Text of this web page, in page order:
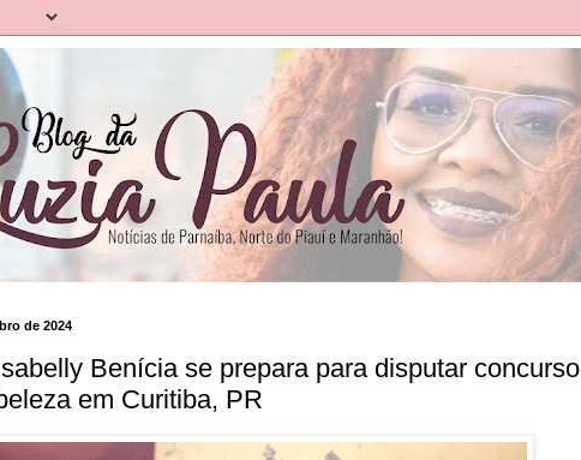
de 2024
Benícia se prepara para disputar concurso
em Curitiba, PR